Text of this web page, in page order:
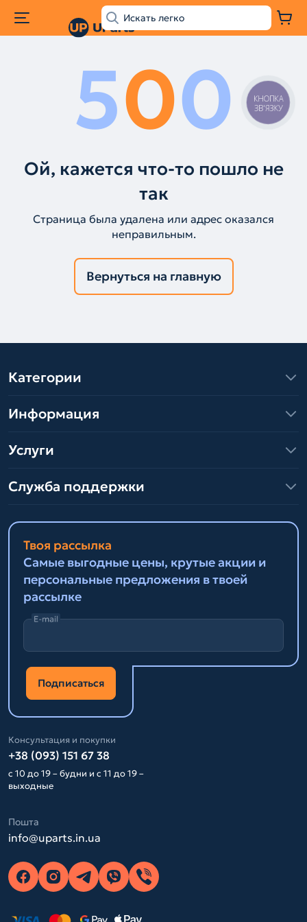
500
Ой, кажется что-то пошло не
так
Страница была удалена или адрес оказался
неправильным.
Вернуться на главную
Категории
Информация
Услуги
Служба поддержки
Твоя рассылка
Самые выгодные цены, крутые акции и
персональные предложения в твоей
рассылке
E-mail
Подписаться
Консультация и покупки
+38 (093) 151 67 38
с 10 до 19 – будни и с 11 до 19 –
выходные
Пошта
info@uparts.in.ua
КНОПКА
ЗВ'ЯЗКУ